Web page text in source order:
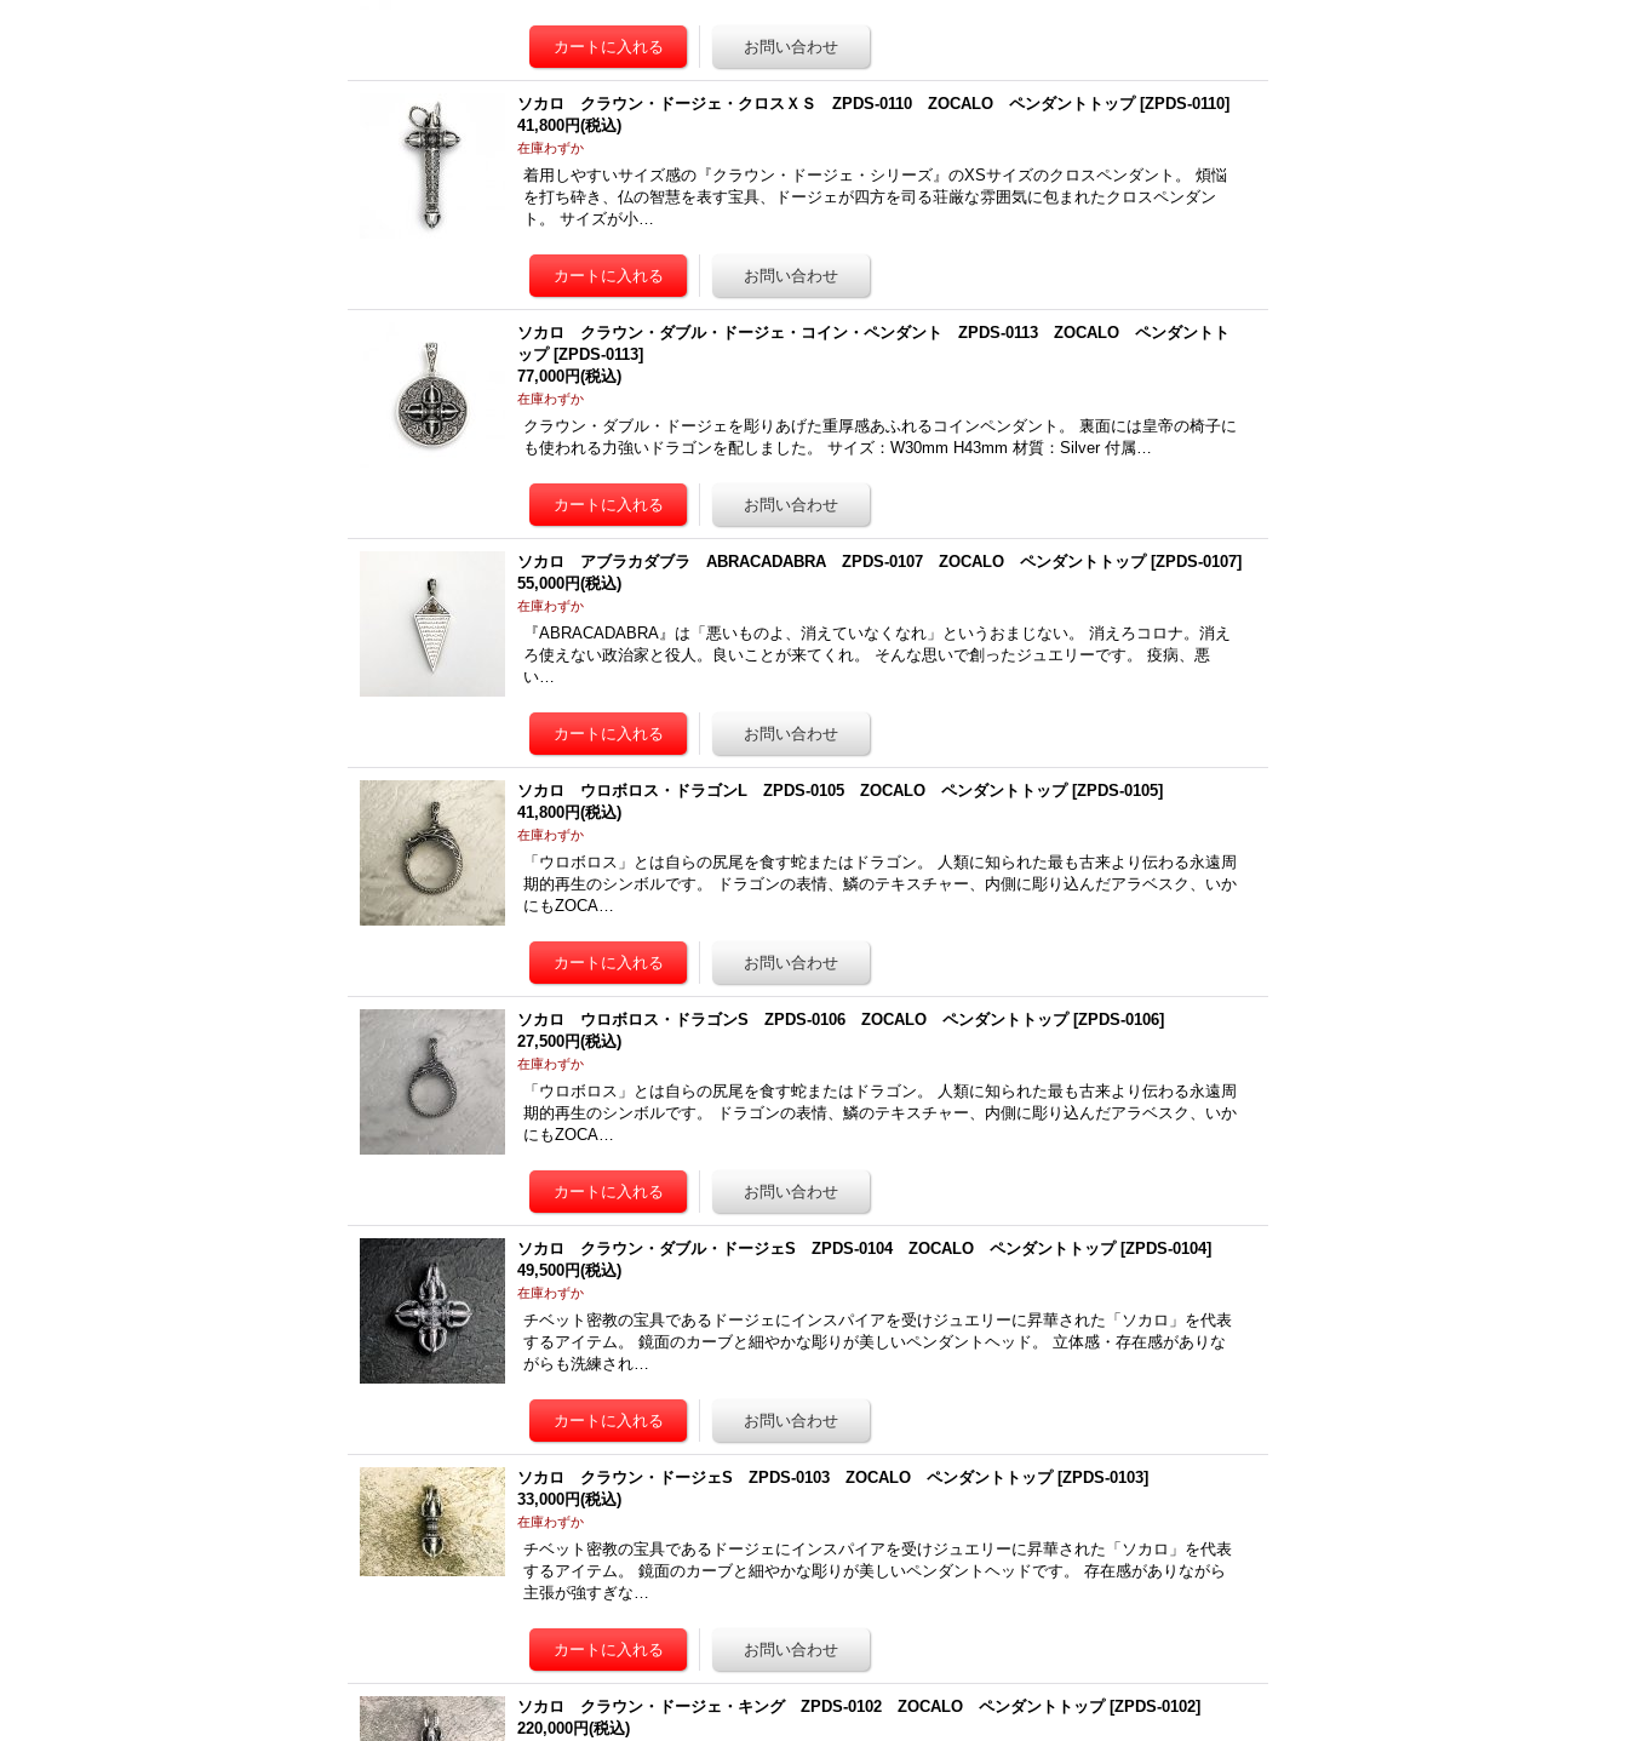
ソカロ クラウン・ドージェ・クロスＸＳ ZPDS-0110 ZOCALO ペンダントトップ [ZPDS-0110]
41,800円(税込)
在庫わずか
着用しやすいサイズ感の『クラウン・ドージェ・シリーズ』のXSサイズのクロスペンダント。 煩悩
を打ち砕き、仏の智慧を表す宝具、ドージェが四方を司る荘厳な雰囲気に包まれたクロスペンダン
ト。 サイズが小…
ソカロ クラウン・ダブル・ドージェ・コイン・ペンダント ZPDS-0113 ZOCALO ペンダントト
ップ [ZPDS-0113]
77,000円(税込)
在庫わずか
クラウン・ダブル・ドージェを彫りあげた重厚感あふれるコインペンダント。 裏面には皇帝の椅子に
も使われる力強いドラゴンを配しました。 サイズ：W30mm H43mm 材質：Silver 付属…
ソカロ アブラカダブラ ABRACADABRA ZPDS-0107 ZOCALO ペンダントトップ [ZPDS-0107]
55,000円(税込)
在庫わずか
『ABRACADABRA』は「悪いものよ、消えていなくなれ」というおまじない。 消えろコロナ。消え
ろ使えない政治家と役人。良いことが来てくれ。 そんな思いで創ったジュエリーです。 疫病、悪
い…
ソカロ ウロボロス・ドラゴンL ZPDS-0105 ZOCALO ペンダントトップ [ZPDS-0105]
41,800円(税込)
在庫わずか
「ウロボロス」とは自らの尻尾を食す蛇またはドラゴン。 人類に知られた最も古来より伝わる永遠周
期的再生のシンボルです。 ドラゴンの表情、鱗のテキスチャー、内側に彫り込んだアラベスク、いか
にもZOCA…
ソカロ ウロボロス・ドラゴンS ZPDS-0106 ZOCALO ペンダントトップ [ZPDS-0106]
27,500円(税込)
在庫わずか
「ウロボロス」とは自らの尻尾を食す蛇またはドラゴン。 人類に知られた最も古来より伝わる永遠周
期的再生のシンボルです。 ドラゴンの表情、鱗のテキスチャー、内側に彫り込んだアラベスク、いか
にもZOCA…
ソカロ クラウン・ダブル・ドージェS ZPDS-0104 ZOCALO ペンダントトップ [ZPDS-0104]
49,500円(税込)
在庫わずか
チベット密教の宝具であるドージェにインスパイアを受けジュエリーに昇華された「ソカロ」を代表
するアイテム。 鏡面のカーブと細やかな彫りが美しいペンダントヘッド。 立体感・存在感がありな
がらも洗練され…
ソカロ クラウン・ドージェS ZPDS-0103 ZOCALO ペンダントトップ [ZPDS-0103]
33,000円(税込)
在庫わずか
チベット密教の宝具であるドージェにインスパイアを受けジュエリーに昇華された「ソカロ」を代表
するアイテム。 鏡面のカーブと細やかな彫りが美しいペンダントヘッドです。 存在感がありながら
主張が強すぎな…
ソカロ クラウン・ドージェ・キング ZPDS-0102 ZOCALO ペンダントトップ [ZPDS-0102]
220,000円(税込)